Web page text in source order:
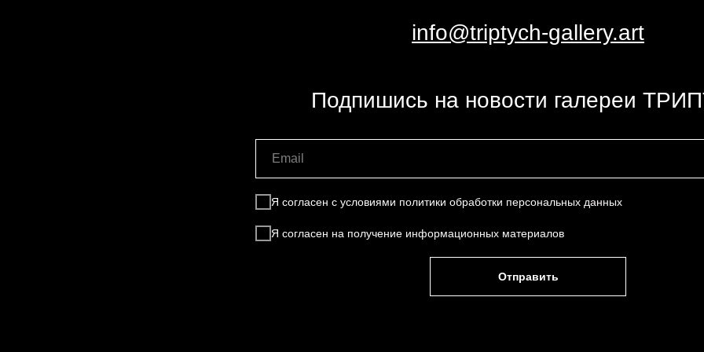
info@triptych-gallery.art
Подпишись на новости галереи
Я согласен с условиями политики обработки персональных данных
Я согласен на получение информационных материалов
Отправить